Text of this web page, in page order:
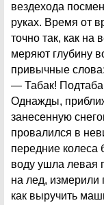
вездехода
руках. Время от
точно так, как на
меряют глубину
привычные слова:
— Табак!
Однажды,
занесенную
провалился в
передние колеса
воду ушла левая
на лед, измерили
как выручить